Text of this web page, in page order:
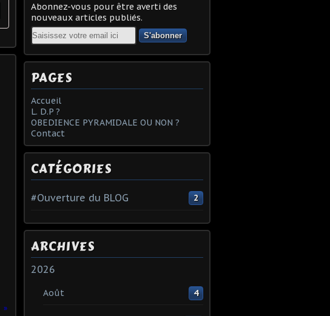
Abonnez-vous pour être averti des
nouveaux articles publiés.
Email
PAGES
Accueil
L. D.P ?
OBEDIENCE PYRAMIDALE OU NON ?
Contact
CATÉGORIES
#Ouverture du BLOG 2
ARCHIVES
2026
Août 4